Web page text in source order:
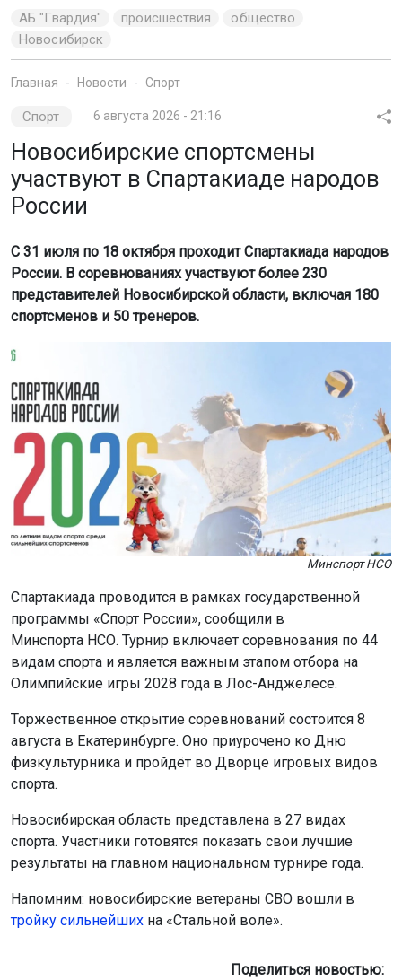
АБ "Гвардия" происшествия
общество
Новосибирск
Главная Новости Спорт
Спорт 6 августа 2026 - 21:16
Новосибирские спортсмены
участвуют в Спартакиаде народов
России
С 31 июля по 18 октября проходит Спартакиада народов
России. В соревнованиях участвуют более 230
представителей Новосибирской области, включая 180
спортсменов и 50 тренеров.
Минспорт НСО
Спартакиада проводится в рамках государственной
программы «Спорт России», сообщили в
Минспорта НСО. Турнир включает соревнования по 44
видам спорта и является важным этапом отбора на
Олимпийские игры 2028 года в Лос-Анджелесе.
Торжественное открытие соревнований состоится 8
августа в Екатеринбурге. Оно приурочено ко Дню
физкультурника и пройдёт во Дворце игровых видов
спорта.
Новосибирская область представлена в 27 видах
спорта. Участники готовятся показать свои лучшие
результаты на главном национальном турнире года.
Напомним: новосибирские ветераны СВО вошли в
тройку сильнейших на «Стальной воле».
Поделиться новостью: